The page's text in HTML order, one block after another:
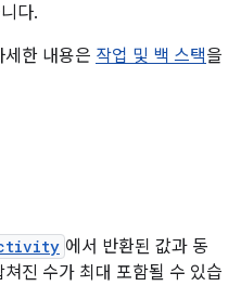
다.
한 내용은 작업 및 백 스택을
에서 반환된 값과 동
진 수가 최대 포함될 수 있습